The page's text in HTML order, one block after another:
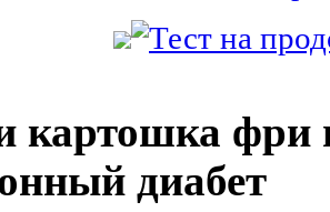
картошка фри
диабет